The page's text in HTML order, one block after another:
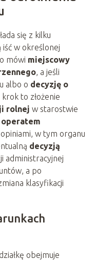
się z kilku
w określonej
mówi miejscowy
, a jeśli
albo o decyzję o
to złożenie
rolnej w starostwie
operatem
w tym organu
decyzją
administracyjnej
a po
klasyfikacji
obejmuje